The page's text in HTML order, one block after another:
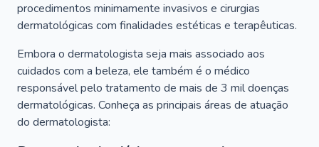
procedimentos minimamente invasivos e cirurgias
dermatológicas com finalidades estéticas e terapêuticas.
Embora o dermatologista seja mais associado aos
cuidados com a beleza, ele também é o médico
responsável pelo tratamento de mais de 3 mil doenças
dermatológicas. Conheça as principais áreas de atuação
do dermatologista: